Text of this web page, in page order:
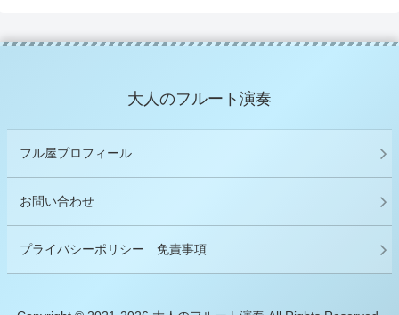
大人のフルート演奏
フル屋プロフィール
お問い合わせ
プライバシーポリシー 免責事項